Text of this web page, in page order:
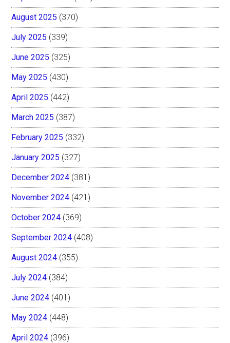
August 2025 (370)
July 2025 (339)
June 2025 (325)
May 2025 (430)
April 2025 (442)
March 2025 (387)
February 2025 (332)
January 2025 (327)
December 2024 (381)
November 2024 (421)
October 2024 (369)
September 2024 (408)
August 2024 (355)
July 2024 (384)
June 2024 (401)
May 2024 (448)
April 2024 (396)